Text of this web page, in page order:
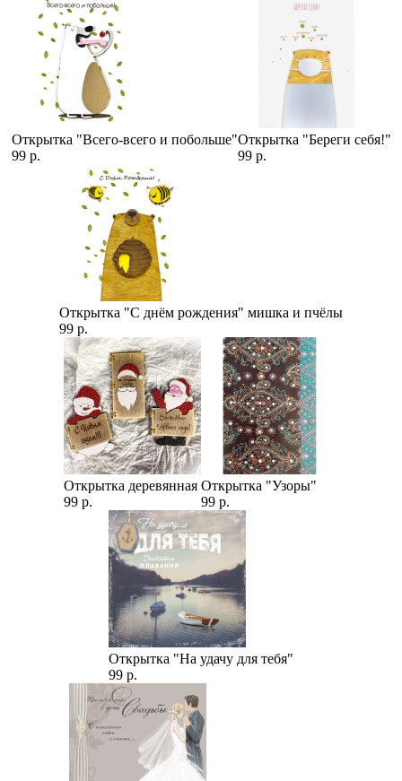
Открытка "Всего-всего и побольше"
99 р.
Открытка "Береги себя!"
99 р.
Открытка "С днём рождения" мишка и пчёлы
99 р.
Открытка деревянная
99 р.
Открытка "Узоры"
99 р.
Открытка "На удачу для тебя"
99 р.